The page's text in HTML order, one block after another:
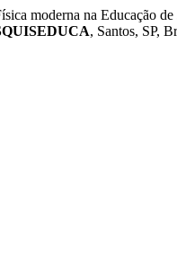
moderna na Educação
, Santos, SP,